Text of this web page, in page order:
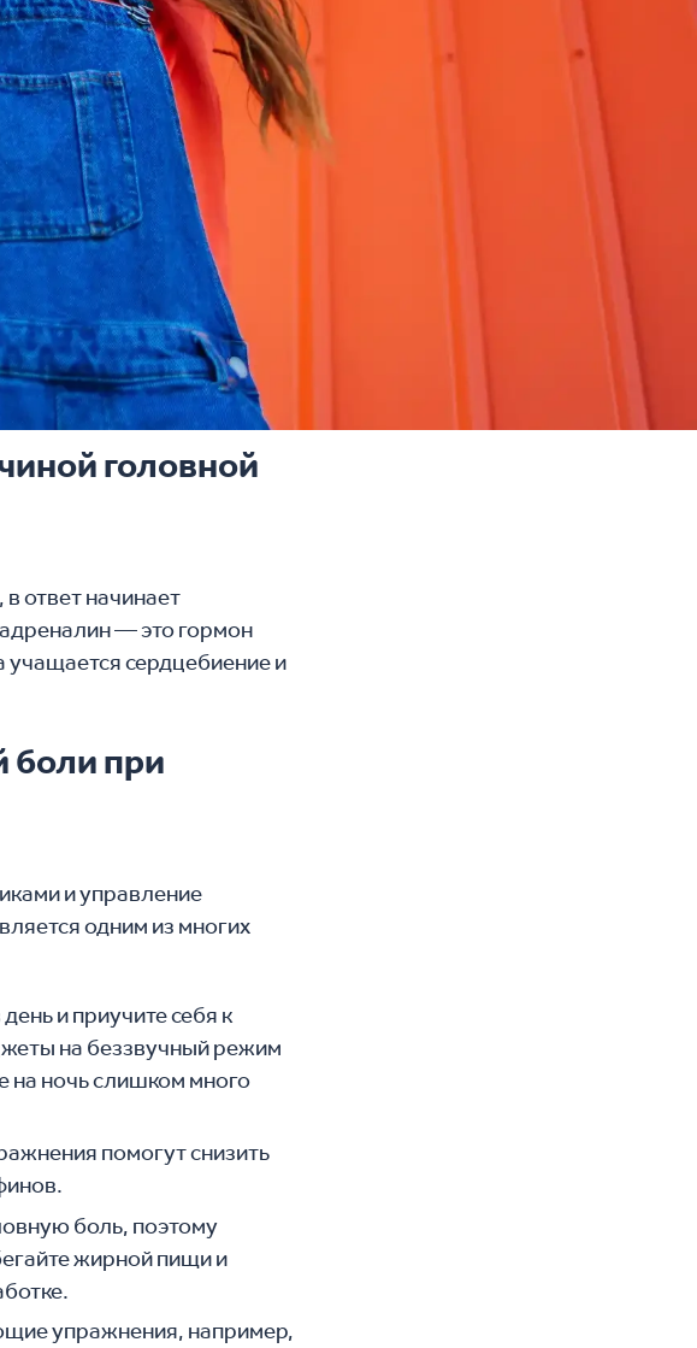
головной
ответ начинает
— это гормон
учащается сердцебиение и
боли при
и управление
одним из многих
и приучите себя к
на беззвучный режим
на ночь слишком много
помогут снизить
боль, поэтому
жирной пищи и
упражнения, например,